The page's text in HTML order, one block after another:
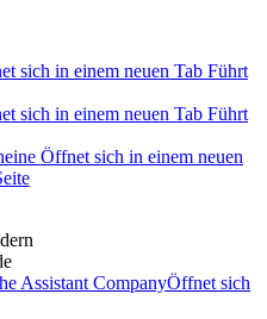
sich in einem neuen Tab Führt
sich in einem neuen Tab Führt
Öffnet sich in einem neuen
Assistant CompanyÖffnet sich